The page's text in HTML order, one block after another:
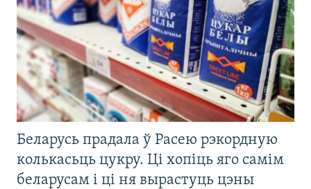
Беларусь прадала ў Расею рэкордную
колькасьць цукру. Ці хопіць яго самім
беларусам і ці ня вырастуць цэны